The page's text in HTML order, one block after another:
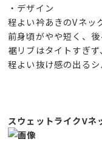
・デザイン
程よい衿あきのVネッ
前身頃がやや短く、後
裾リブはタイトすぎず
程よい抜け感の出るシ
スウェットライクV